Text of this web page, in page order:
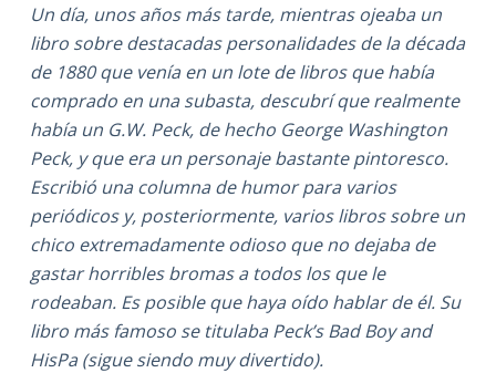
Un día, unos años más tarde, mientras ojeaba un
libro sobre destacadas personalidades de la década
de 1880 que venía en un lote de libros que había
comprado en una subasta, descubrí que realmente
había un G.W. Peck, de hecho George Washington
Peck, y que era un personaje bastante pintoresco.
Escribió una columna de humor para varios
periódicos y, posteriormente, varios libros sobre un
chico extremadamente odioso que no dejaba de
gastar horribles bromas a todos los que le
rodeaban. Es posible que haya oído hablar de él. Su
libro más famoso se titulaba Peck’s Bad Boy and
HisPa (sigue siendo muy divertido).